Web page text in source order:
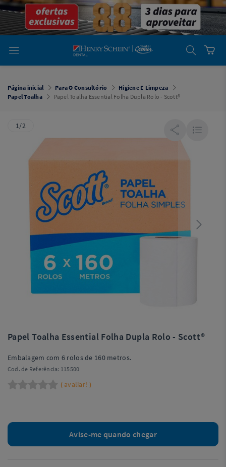
emDental
Cremer -
Henry Schein
Laboratório
Laboratório
Cremer -
Henry Schein
Simples
Dental
Software
Odontológico
Página inicial Para O Consultório
Higiene E Limpeza
Papel Toalha
Papel Toalha Essential Folha Dupla Rolo - Scott®
1/2
Papel Toalha Essential Folha Dupla Rolo - Scott®
Embalagem com 6 rolos de 160 metros.
Cod. de Referência: 115500
( avaliar! )
Avise-me quando chegar